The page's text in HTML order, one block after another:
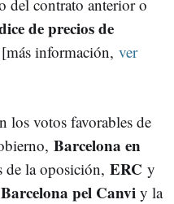
del contrato anterior o
de precios de
[más información, ver
los votos favorables de
Barcelona en
de la oposición, ERC y
Barcelona pel Canvi y la